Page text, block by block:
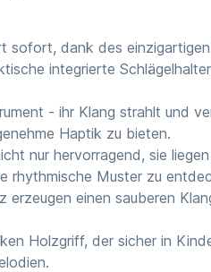
sofort, dank des
integrierte
- ihr Klang strahlt und
Haptik zu bieten.
nur hervorragend, sie
rhythmische Muster zu
erzeugen einen sauberen
Holzgriff, der sicher in